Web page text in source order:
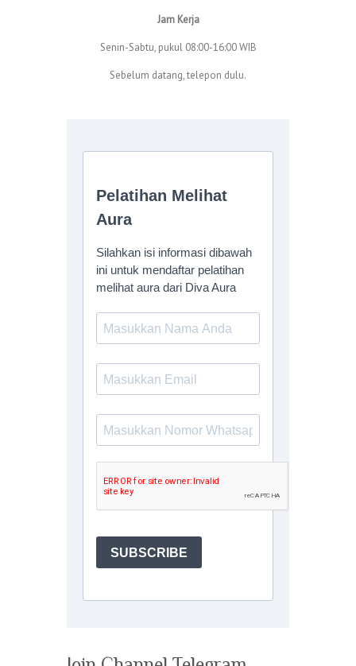
Jam Kerja
Senin-Sabtu, pukul 08:00-16:00 WIB
Sebelum datang, telepon dulu.